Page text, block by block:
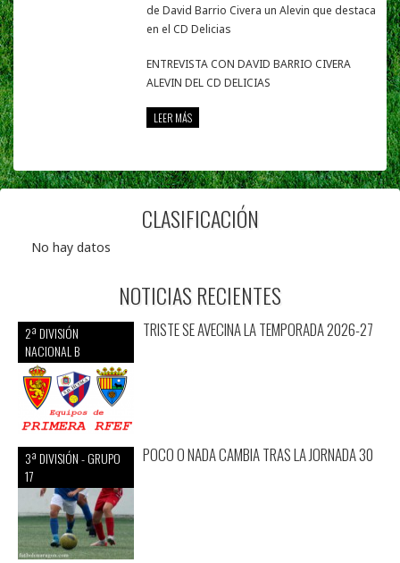
de David Barrio Civera un Alevin que destaca
en el CD Delicias
ENTREVISTA CON DAVID BARRIO CIVERA
ALEVIN DEL CD DELICIAS
LEER MÁS
CLASIFICACIÓN
No hay datos
NOTICIAS RECIENTES
2ª DIVISIÓN
NACIONAL B
TRISTE SE AVECINA LA TEMPORADA 2026-27
3ª DIVISIÓN - GRUPO
17
POCO O NADA CAMBIA TRAS LA JORNADA 30